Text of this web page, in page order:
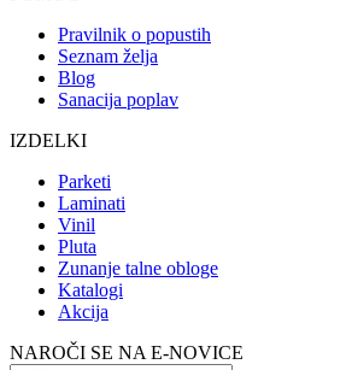
Pravilnik o popustih
Seznam želja
Blog
Sanacija poplav
IZDELKI
Parketi
Laminati
Vinil
Pluta
Zunanje talne obloge
Katalogi
Akcija
NAROČI SE NA E-NOVICE